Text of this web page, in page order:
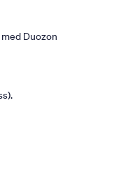
Duozon